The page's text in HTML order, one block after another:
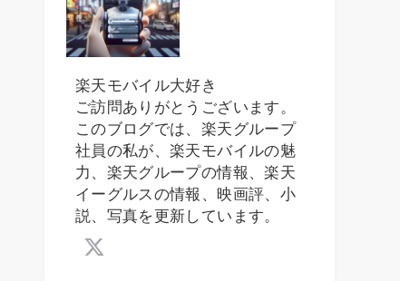
楽天モバイル大好き
ご訪問ありがとうございます。
このブログでは、楽天グループ
社員の私が、楽天モバイルの魅
力、楽天グループの情報、楽天
イーグルスの情報、映画評、小
説、写真を更新しています。